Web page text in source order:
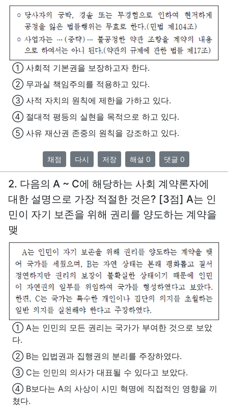
① 사회적 기본권을 보장하고자 한다.
② 무과실 책임주의를 적용하고 있다.
③ 사적 자치의 원칙에 제한을 가하고 있다.
④ 절대적 평등의 실현을 목적으로 하고 있다.
⑤ 사유 재산권 존중의 원칙을 강조하고 있다.
채점 다시 저장 해설 0 댓글 0
2. 다음의 A ~ C에 해당하는 사회 계약론자에
대한 설명으로 가장 적절한 것은? [3점] A는 인
민이 자기 보존을 위해 권리를 양도하는 계약을
맺
① A는 인민의 모든 권리는 국가가 부여한 것으로 보았
다.
② B는 입법권과 집행권의 분리를 주장하였다.
③ C는 인민의 의사가 대표될 수 있다고 보았다.
④ B보다는 A의 사상이 시민 혁명에 직접적인 영향을 끼
쳤다.